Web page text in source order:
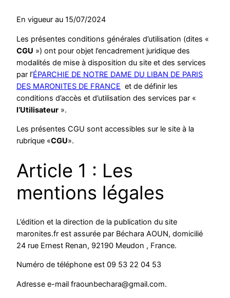
En vigueur au 15/07/2024
Les présentes conditions générales d’utilisation (dites «
CGU ») ont pour objet l’encadrement juridique des
modalités de mise à disposition du site et des services
par l’ÉPARCHIE DE NOTRE DAME DU LIBAN DE PARIS
DES MARONITES DE FRANCE et de définir les
conditions d’accès et d’utilisation des services par «
l’Utilisateur ».
Les présentes CGU sont accessibles sur le site à la
rubrique «CGU».
Article 1 : Les
mentions légales
L’édition et la direction de la publication du site
maronites.fr est assurée par Béchara AOUN, domicilié
24 rue Ernest Renan, 92190 Meudon , France.
Numéro de téléphone est 09 53 22 04 53
Adresse e-mail fraounbechara@gmail.com.